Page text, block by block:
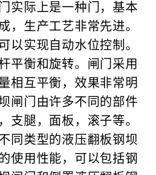
实际上是一种门，基本
，生产工艺非常先进。
以实现自动水位控制。
平衡和旋转。闸门采用
相互平衡，效果非常明
闸门由许多不同的部件
支腿，面板，滚子等。
同类型的液压翻板钢坝
使用性能，可以包括钢